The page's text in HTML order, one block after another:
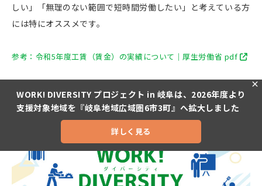
しい」「無理のない範囲で短時間労働したい」と考えている方
には特にオススメです。
参考：令和5年度工賃（賃金）の実績について｜厚生労働省 pdf
WORK! DIVERSITY プロジェクト in 岐阜
WORK! DIVERSITY プロジェクト in 岐阜は、2026年度より
支援対象地域を『岐阜地域広域圏6市3町』へ拡大しました
詳しく見る
×
お問い合わせ お電話 facebook Instagram